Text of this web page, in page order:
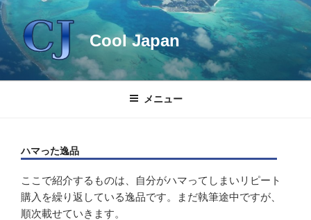
コ
ン
テ
ン
ツ
Cool Japan
メニュー
ハマった逸品
ここで紹介するものは、自分がハマってしまいリピート
購入を繰り返している逸品です。まだ執筆途中ですが、
順次載せていきます。